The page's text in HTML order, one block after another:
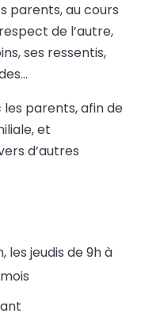
parents, au cours
de l’autre,
ses ressentis,
parents, afin de
et
d’autres
les jeudis de 9h à